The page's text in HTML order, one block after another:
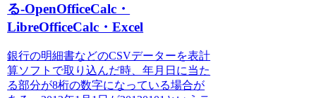
る-OpenOfficeCalc・
LibreOfficeCalc・Excel
銀行の明細書などのCSVデーターを表計
算ソフトで取り込んだ時、年月日に当た
る部分が8桁の数字になっている場合が